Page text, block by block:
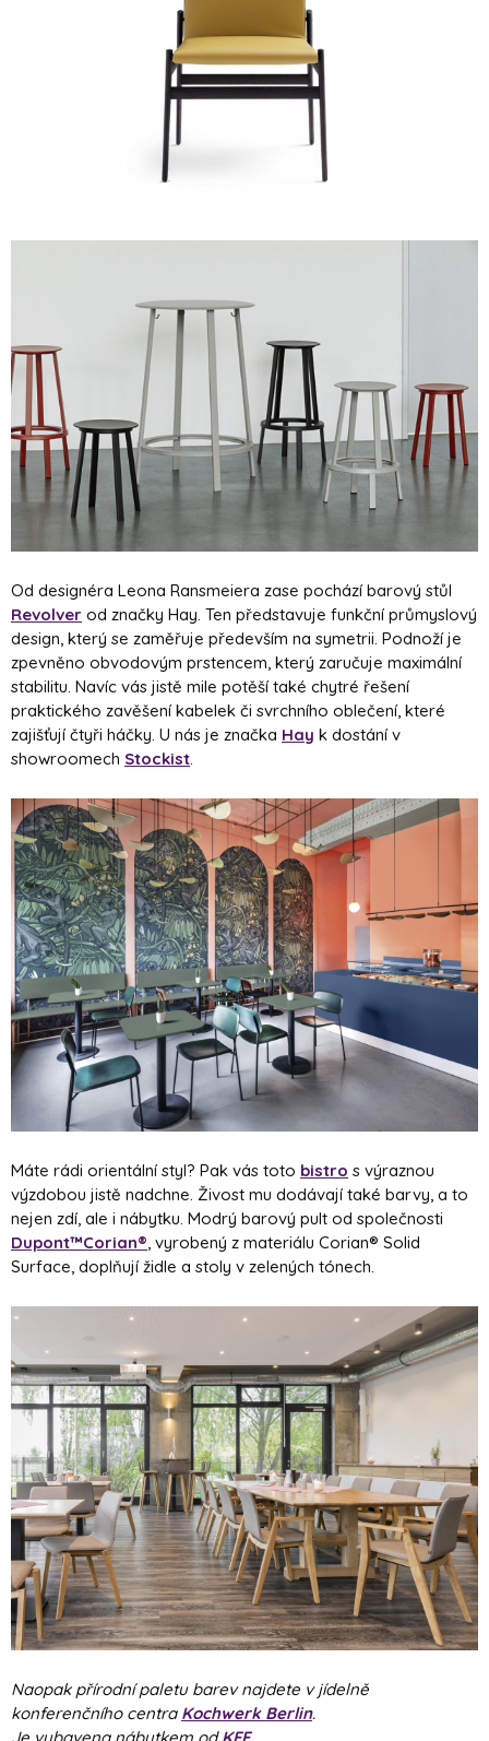
Od designéra Leona Ransmeiera zase pochází barový stůl
Revolver od značky Hay. Ten představuje funkční průmyslový
design, který se zaměřuje především na symetrii. Podnoží je
zpevněno obvodovým prstencem, který zaručuje maximální
stabilitu. Navíc vás jistě mile potěší také chytré řešení
praktického zavěšení kabelek či svrchního oblečení, které
zajišťují čtyři háčky. U nás je značka Hay k dostání v
showroomech Stockist.
Máte rádi orientální styl? Pak vás toto bistro s výraznou
výzdobou jistě nadchne. Živost mu dodávají také barvy, a to
nejen zdí, ale i nábytku. Modrý barový pult od společnosti
Dupont™Corian®, vyrobený z materiálu Corian® Solid
Surface, doplňují židle a stoly v zelených tónech.
Naopak přírodní paletu barev najdete v jídelně
konferenčního centra Kochwerk Berlin.